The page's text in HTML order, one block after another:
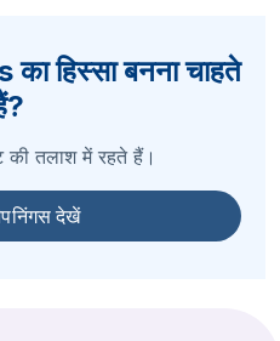
हिस्सा बनना चाहते
तलाश में रहते हैं।